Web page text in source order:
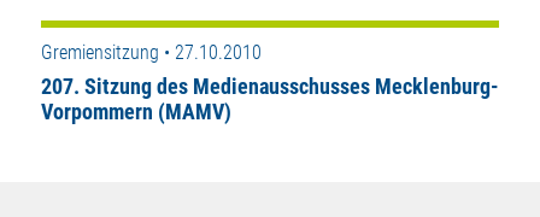
Gremiensitzung • 27.10.2010
207. Sitzung des Medienausschusses Mecklenburg-
Vorpommern (MAMV)